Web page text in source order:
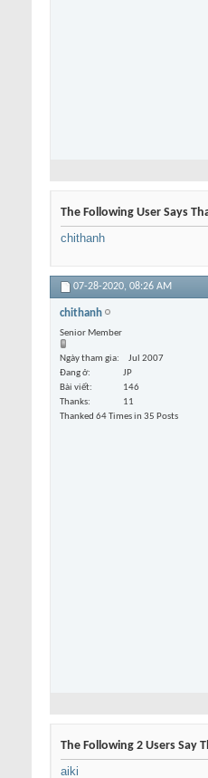
The Following User Says
chithanh
07-28-2020, 08:26 AM
chithanh
Senior Member
Ngày tham gia
Jul 2007
Đang ở
JP
Bài viết
146
Thanks
11
Thanked 64 Times in 35 Posts
The Following 2 Users Say
aiki